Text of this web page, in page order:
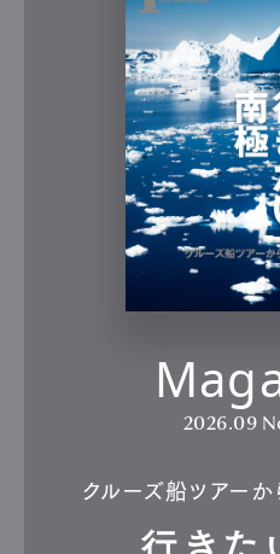
2026.09
クルーズ船ツアー